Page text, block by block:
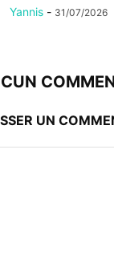
Yannis - 31/07/2026
UN